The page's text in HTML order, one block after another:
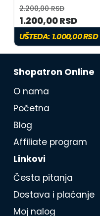
2.200,00 RSD
1.200,00 RSD
UŠTEDA: 1.000,00 RSD
Shopatron Online
O nama
Početna
Blog
Affiliate program
Linkovi
Česta pitanja
Dostava i plaćanje
Moj nalog